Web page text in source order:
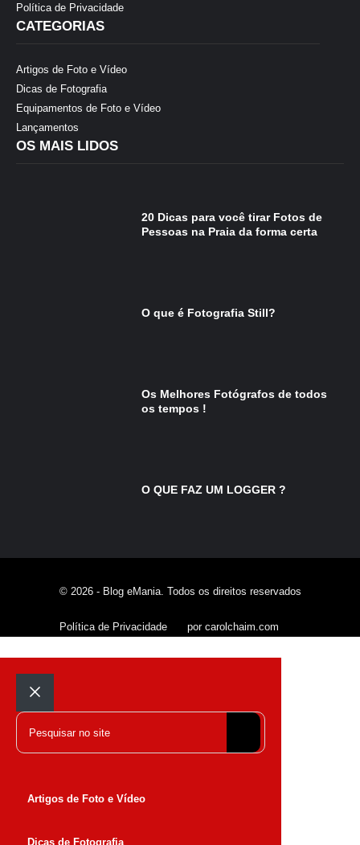
Política de Privacidade
CATEGORIAS
Artigos de Foto e Vídeo
Dicas de Fotografia
Equipamentos de Foto e Vídeo
Lançamentos
OS MAIS LIDOS
20 Dicas para você tirar Fotos de
Pessoas na Praia da forma certa
O que é Fotografia Still?
Os Melhores Fotógrafos de todos
os tempos !
O QUE FAZ UM LOGGER ?
© 2026 - Blog eMania. Todos os direitos reservados
Política de Privacidade por carolchaim.com
Fechar
Pesquisar
Artigos de Foto e Vídeo
Dicas de Fotografia